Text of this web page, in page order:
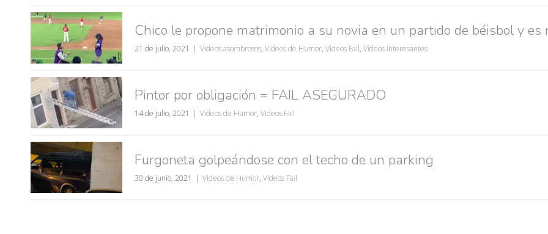
Chico le propone matrimonio a su novia en un partido de béisbol y es
21 de julio, 2021 Videos asombrosos, Videos de Humor, Videos Fail, Vídeos Interesantes
Pintor por obligación = FAIL ASEGURADO
14 de julio, 2021 Videos de Humor, Videos Fail
Furgoneta golpeándose con el techo de un parking
30 de junio, 2021 Videos de Humor, Videos Fail